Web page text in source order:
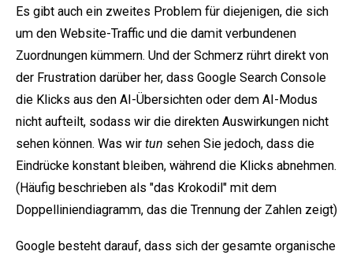
Es gibt auch ein zweites Problem für diejenigen, die sich
um den Website-Traffic und die damit verbundenen
Zuordnungen kümmern. Und der Schmerz rührt direkt von
der Frustration darüber her, dass Google Search Console
die Klicks aus den AI-Übersichten oder dem AI-Modus
nicht aufteilt, sodass wir die direkten Auswirkungen nicht
sehen können. Was wir tun sehen Sie jedoch, dass die
Eindrücke konstant bleiben, während die Klicks abnehmen.
(Häufig beschrieben als "das Krokodil" mit dem
Doppelliniendiagramm, das die Trennung der Zahlen zeigt)
Google besteht darauf, dass sich der gesamte organische